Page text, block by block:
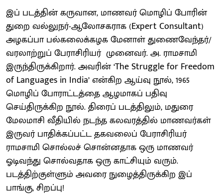
இப் படத்தின் கருவான, மாணவர் மொழிப் போரின்
துறை வல்லுநர்-ஆலோசகராக (Expert Consultant)
அழகப்பா பல்கலைக்கழக மேனாள் துணைவேந்தர்/
வரலாற்றுப் பேராசிரியர் முனைவர். அ. ராமசாமி
இருந்திருக்கிறார். அவரின் ‘The Struggle for Freedom
of Languages in India’ என்கிற ஆய்வு நூல், 1965
மொழிப் போராட்டத்தை ஆழமாகப் பதிவு
செய்திருக்கிற நூல். திரைப் படத்திலும், மதுரை
மேலமாசி வீதியில் நடந்த கலவரத்தில் மாணவர்கள்
இருவர் பாதிக்கப்பட்ட தகவலைப் பேராசிரியர்
ராமசாமி சொல்லச் சொன்னதாக ஒரு மாணவர்
ஓடிவந்து சொல்வதாக ஒரு காட்சியும் வரும்.
படத்திற்குள்ளும் அவரை நுழைத்திருக்கிற இப்
பாங்கு, சிறப்பு!